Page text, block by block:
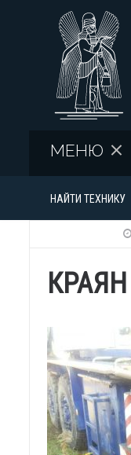
МЕНЮ
НАЙТИ ТЕХНИКУ